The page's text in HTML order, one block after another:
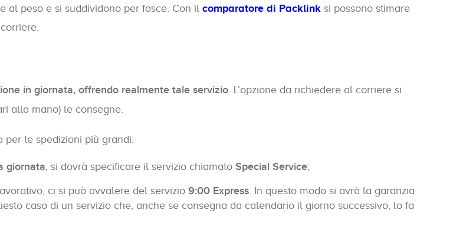
al peso e si suddividono per fasce. Con il comparatore di Packlink si possono stimare
in giornata, offrendo realmente tale servizio. L’opzione da richiedere al corriere si
alla mano) le consegne.
per le spedizioni più grandi:
giornata, si dovrà specificare il servizio chiamato Special Service;
ci si può avvalere del servizio 9:00 Express. In questo modo si avrà la garanzia
caso di un servizio che, anche se consegna da calendario il giorno successivo, lo fa